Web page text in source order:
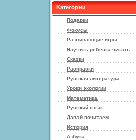
Категории
Подарки
Фокусы
Развивающие игры
Научить ребенка читать
Сказки
Раскраски
Русская литература
Уроки экологии
Математика
Русский язык
Давай почитаем
История
Азбука